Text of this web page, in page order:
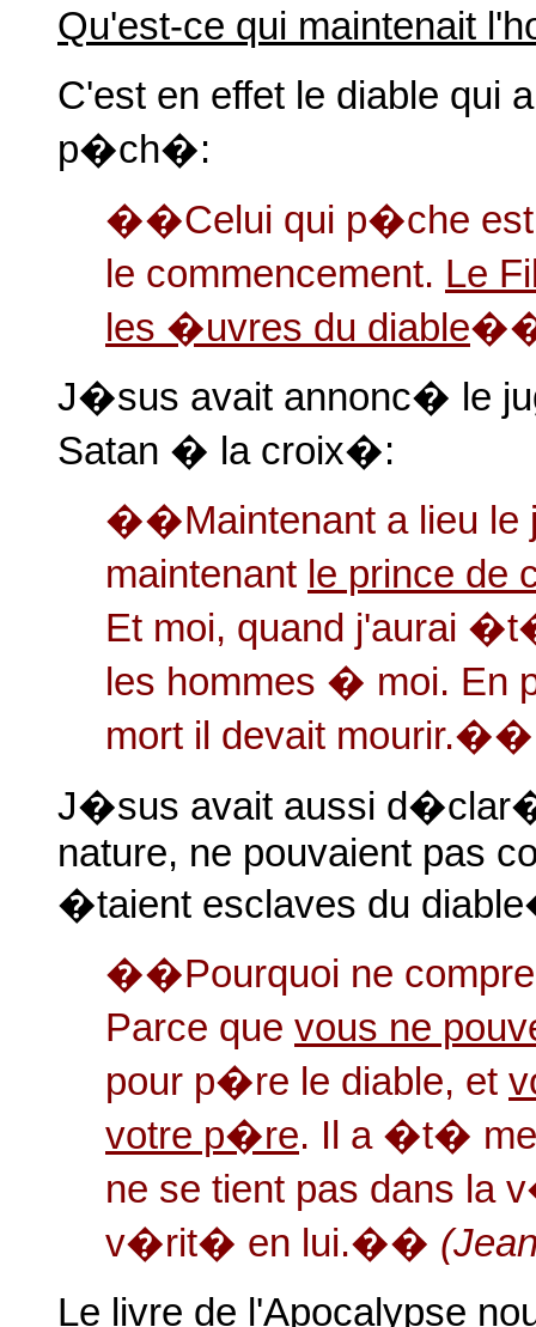
Qu'est-ce qui maintenait
C'est en effet le diable
p�ch�:
��Celui qui p�che est
le commencement. Le
les �uvres du diable
J�sus avait annonc� le
Satan � la croix�:
��Maintenant a lieu le
maintenant le prince de
Et moi, quand j'aurai
les hommes � moi. En
mort il devait
J�sus avait aussi
nature, ne pouvaient pas
�taient esclaves du
��Pourquoi ne
Parce que vous ne
pour p�re le diable, et
votre p�re. Il a �t�
ne se tient pas dans la
v�rit� en lui.��
Le livre de l'Apocalypse